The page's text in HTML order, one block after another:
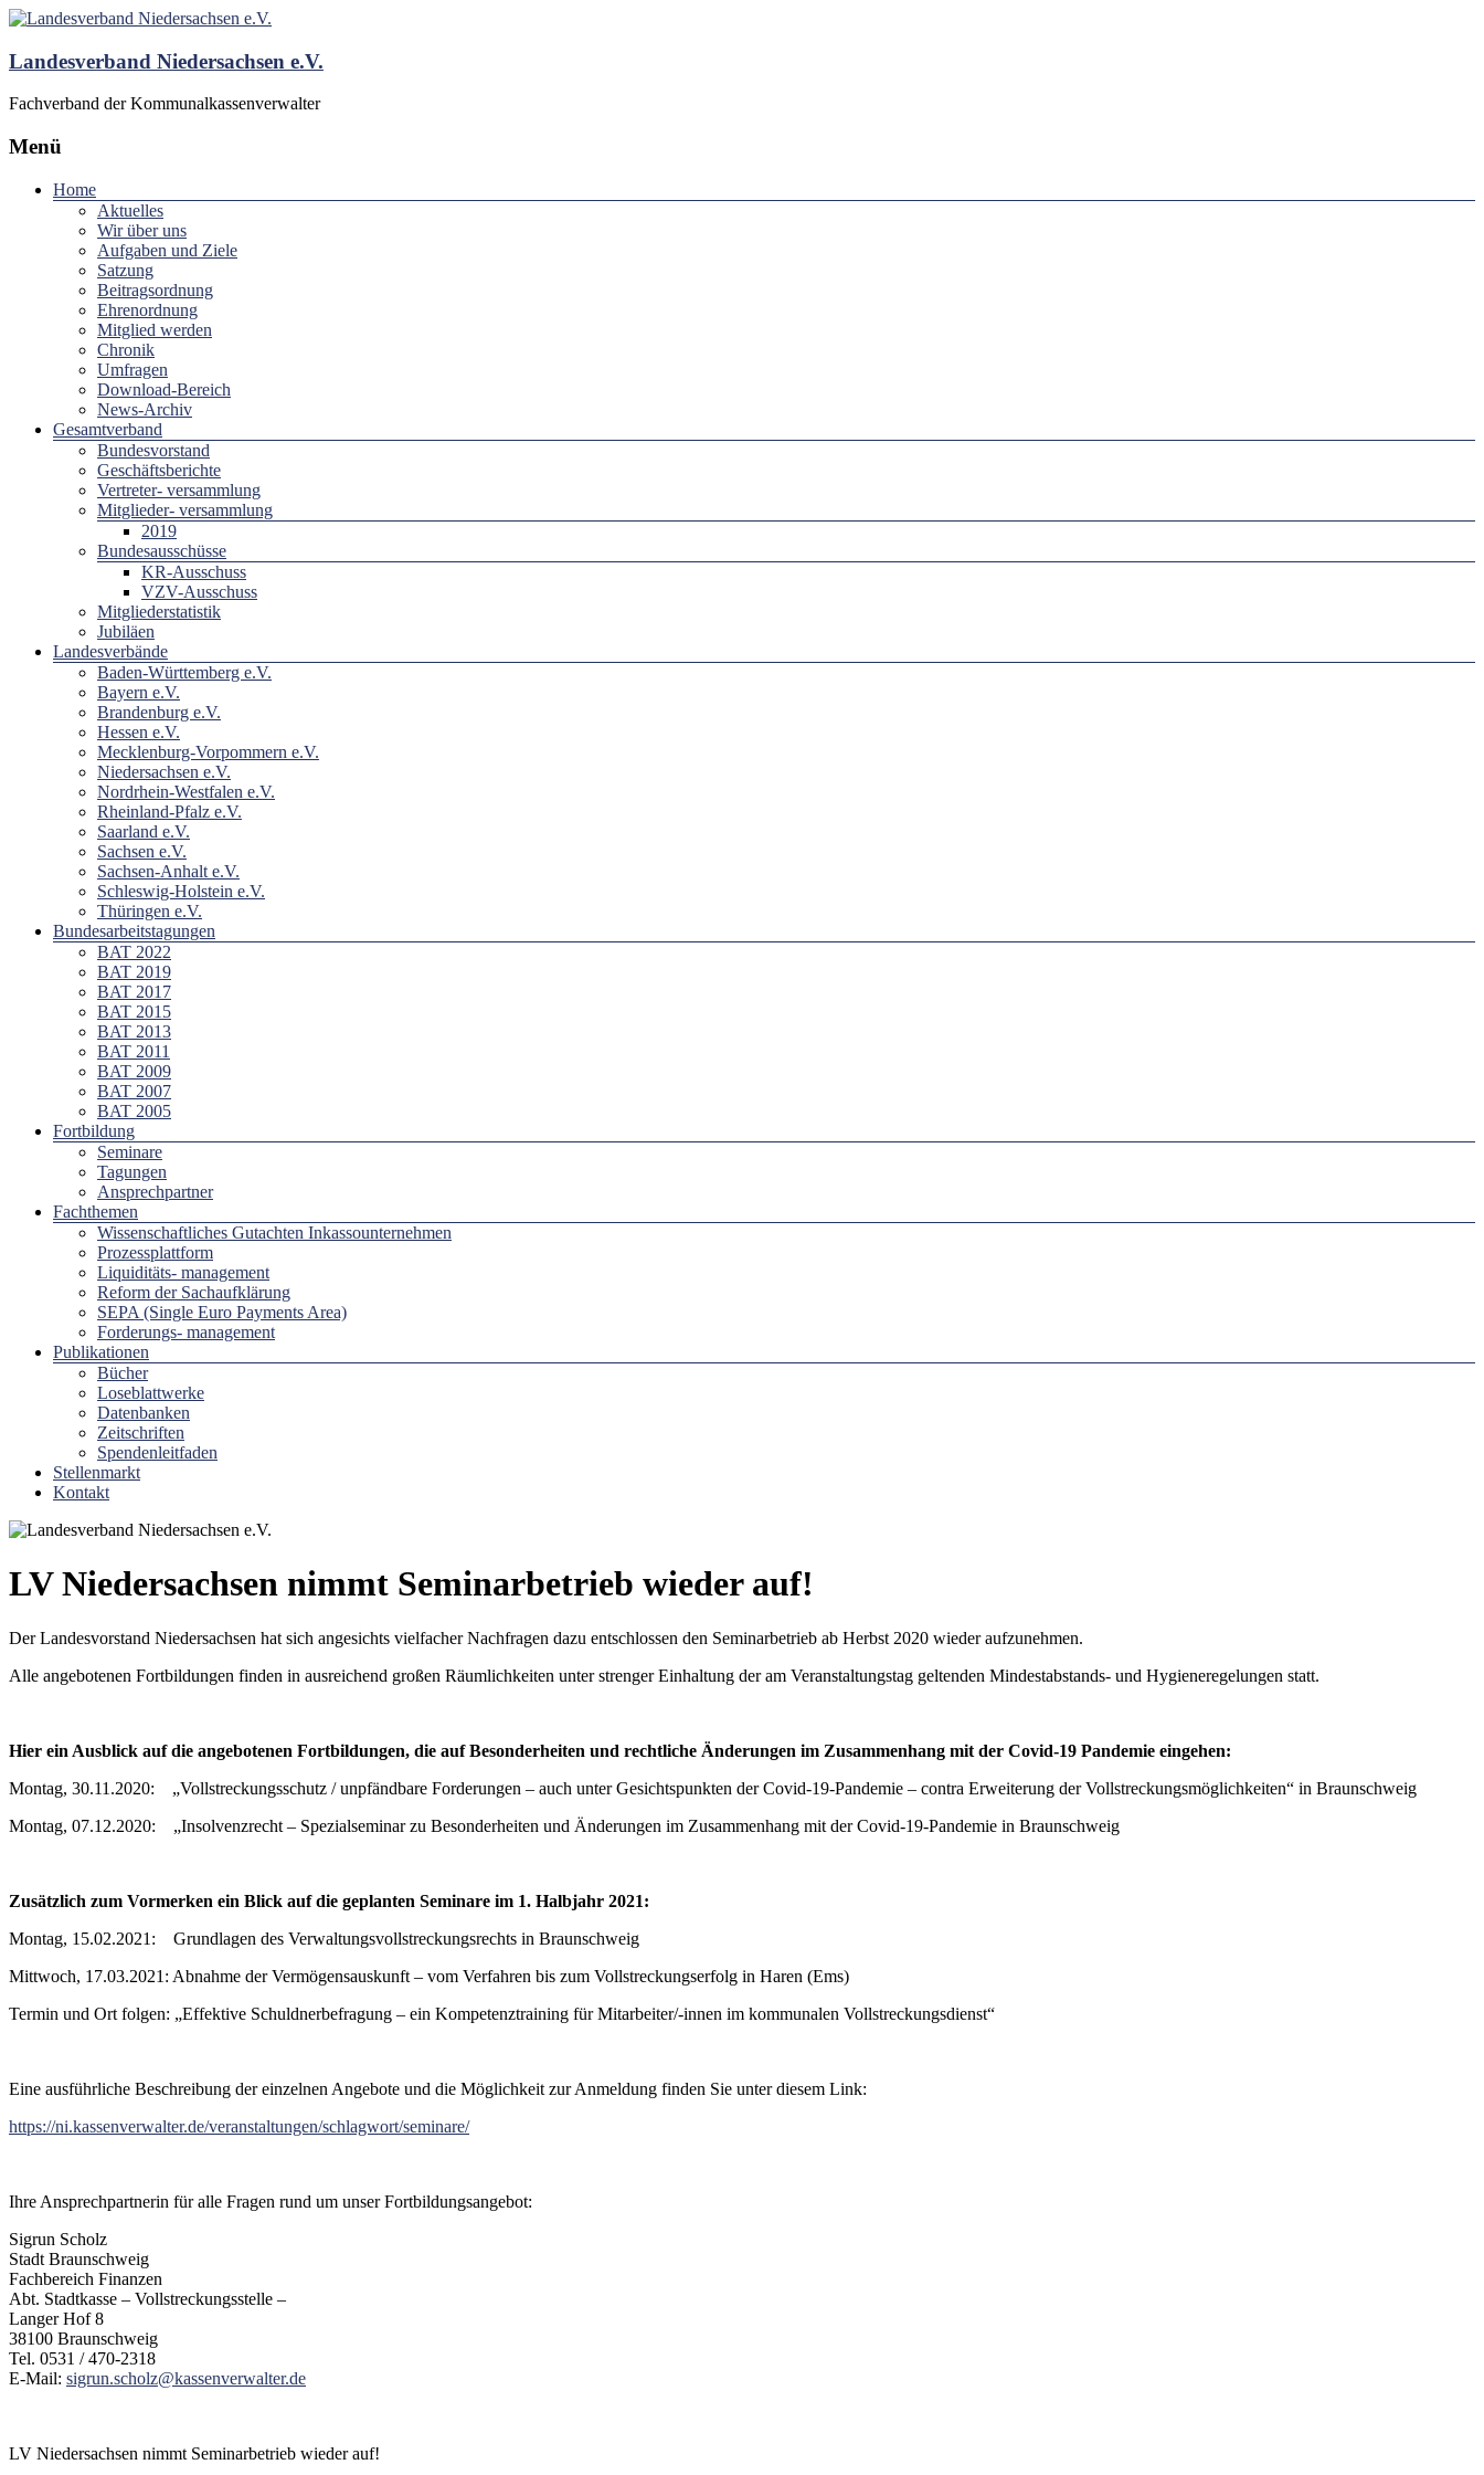
Landesverband Niedersachsen e.V.
Fachverband der Kommunalkassenverwalter
Menü
Home
Aktuelles
Wir über uns
Aufgaben und Ziele
Satzung
Beitragsordnung
Ehrenordnung
Mitglied werden
Chronik
Umfragen
Download-Bereich
News-Archiv
Gesamtverband
Bundesvorstand
Geschäftsberichte
Vertreter- versammlung
Mitglieder- versammlung
2019
Bundesausschüsse
KR-Ausschuss
VZV-Ausschuss
Mitgliederstatistik
Jubiläen
Landesverbände
Baden-Württemberg e.V.
Bayern e.V.
Brandenburg e.V.
Hessen e.V.
Mecklenburg-Vorpommern e.V.
Niedersachsen e.V.
Nordrhein-Westfalen e.V.
Rheinland-Pfalz e.V.
Saarland e.V.
Sachsen e.V.
Sachsen-Anhalt e.V.
Schleswig-Holstein e.V.
Thüringen e.V.
Bundesarbeitstagungen
BAT 2022
BAT 2019
BAT 2017
BAT 2015
BAT 2013
BAT 2011
BAT 2009
BAT 2007
BAT 2005
Fortbildung
Seminare
Tagungen
Ansprechpartner
Fachthemen
Wissenschaftliches Gutachten Inkassounternehmen
Prozessplattform
Liquiditäts- management
Reform der Sachaufklärung
SEPA (Single Euro Payments Area)
Forderungs- management
Publikationen
Bücher
Loseblattwerke
Datenbanken
Zeitschriften
Spendenleitfaden
Stellenmarkt
Kontakt
LV Niedersachsen nimmt Seminarbetrieb wieder auf!
Der Landesvorstand Niedersachsen hat sich angesichts vielfacher Nachfragen dazu entschlossen den Seminarbetrieb ab Herbst 2020 wieder aufzunehmen.
Alle angebotenen Fortbildungen finden in ausreichend großen Räumlichkeiten unter strenger Einhaltung der am Veranstaltungstag geltenden Mindestabstands- und Hygieneregelungen statt.
Hier ein Ausblick auf die angebotenen Fortbildungen, die auf Besonderheiten und rechtliche Änderungen im Zusammenhang mit der Covid-19 Pandemie eingehen:
Montag, 30.11.2020: „Vollstreckungsschutz / unpfändbare Forderungen – auch unter Gesichtspunkten der Covid-19-Pandemie – contra Erweiterung der Vollstreckungsmöglichkeiten“ in Braunschweig
Montag, 07.12.2020: „Insolvenzrecht – Spezialseminar zu Besonderheiten und Änderungen im Zusammen­hang mit der Covid-19-Pandemie in Braunschweig
Zusätzlich zum Vormerken ein Blick auf die geplanten Seminare im 1. Halbjahr 2021:
Montag, 15.02.2021: Grundlagen des Verwaltungsvollstreckungsrechts in Braunschweig
Mittwoch, 17.03.2021: Abnahme der Vermögensauskunft – vom Verfahren bis zum Vollstreckungserfolg in Haren (Ems)
Termin und Ort folgen: „Effektive Schuldnerbefragung – ein Kompetenztraining für Mitarbeiter/-innen im kommunalen Vollstreckungsdienst“
Eine ausführliche Beschreibung der einzelnen Angebote und die Möglichkeit zur Anmeldung finden Sie unter diesem Link:
https://ni.kassenverwalter.de/veranstaltungen/schlagwort/seminare/
Ihre Ansprechpartnerin für alle Fragen rund um unser Fortbildungsangebot:
Sigrun Scholz
Stadt Braunschweig
Fachbereich Finanzen
Abt. Stadtkasse – Vollstreckungsstelle –
Langer Hof 8
38100 Braunschweig
Tel. 0531 / 470-2318
E-Mail: sigrun.scholz@kassenverwalter.de
LV Niedersachsen nimmt Seminarbetrieb wieder auf!